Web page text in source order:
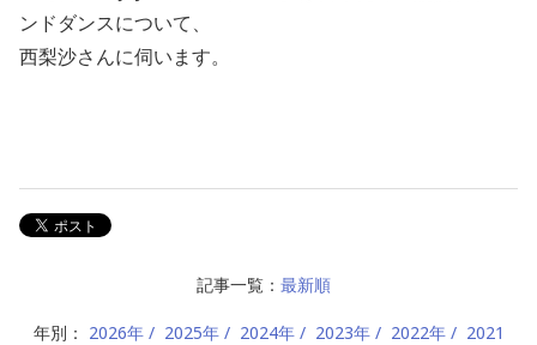
ンドダンスについて、
西梨沙さんに伺います。
記事一覧： 最新順
年別： 2026年 2025年 2024年 2023年 2022年
2021